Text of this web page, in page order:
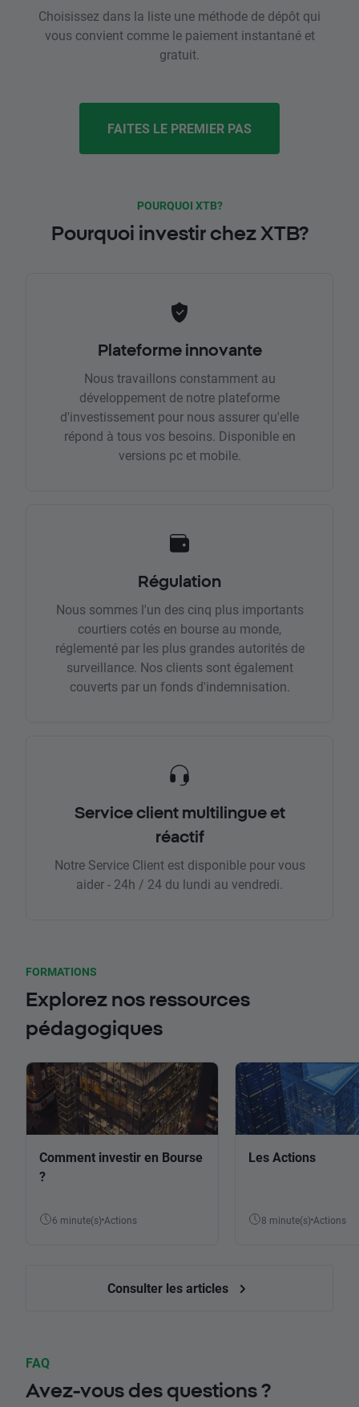
Choisissez dans la liste une méthode de dépôt qui
vous convient comme le paiement instantané et
gratuit.
FAITES LE PREMIER PAS
POURQUOI XTB?
Pourquoi investir chez XTB?
Plateforme innovante
Nous travaillons constamment au
développement de notre plateforme
d'investissement pour nous assurer qu'elle
répond à tous vos besoins. Disponible en
versions pc et mobile.
Régulation
Nous sommes l'un des cinq plus importants
courtiers cotés en bourse au monde,
réglementé par les plus grandes autorités de
surveillance. Nos clients sont également
couverts par un fonds d'indemnisation.
Service client multilingue et
réactif
Notre Service Client est disponible pour vous
aider - 24h / 24 du lundi au vendredi.
FORMATIONS
Explorez nos ressources
pédagogiques
Comment investir en Bourse
?
6 minute(s) Actions
Les Actions
8 minute(s) Actions
Consulter les articles
FAQ
Avez-vous des questions ?